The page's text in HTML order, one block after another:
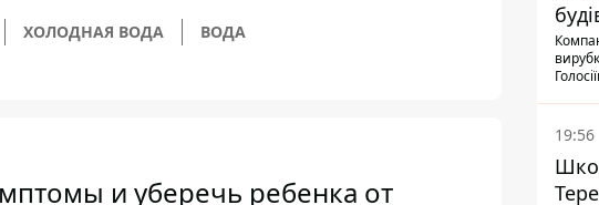
ХОЛОДНАЯ ВОДА ВОДА
и уберечь ребенка от
19:56